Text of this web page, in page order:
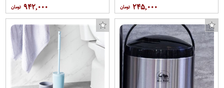
۲۴۵,۰۰۰ ۹۴۲,۰۰۰